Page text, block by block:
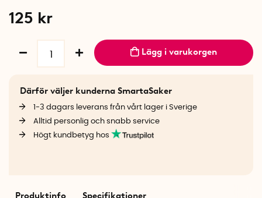
125 kr
Lägg i varukorgen
Därför väljer kunderna SmartaSaker
1-3 dagars leverans från vårt lager i Sverige
Alltid personlig och snabb service
Högt kundbetyg hos
Produktinfo Specifikationer